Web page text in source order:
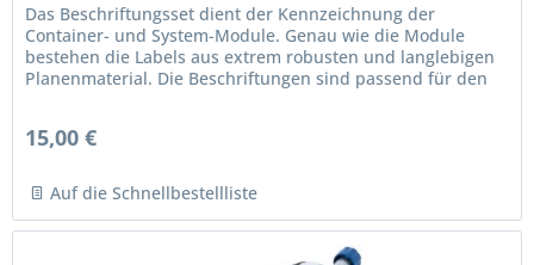
Das Beschriftungsset dient der Kennzeichnung der
Container- und System-Module. Genau wie die Module
bestehen die Labels aus extrem robusten und langlebigen
Planenmaterial. Die Beschriftungen sind passend für den
15,00 €
Auf die Schnellbestellliste